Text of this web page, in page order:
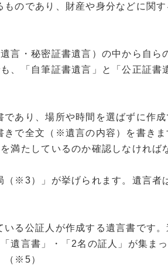
のであり、財産や身分などに関
言・秘密証書遺言）の中から自ら
、「自筆証書遺言」と「公正証書
あり、場所や時間を選ばずに作
きで全文（※遺言の内容）を書き
満たしているのか確認しなけれ
（※3）」が挙げられます。遺言者
る公証人が作成する遺言書です
遺言書」・「2名の証人」が集ま
（※5）